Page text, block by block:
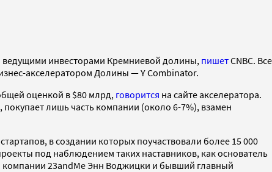
инвесторами Кремниевой долины, пишетCNBC. Все
акселератором Долины — Y Combinator.
оценкой в $80 млрд, говорится на сайте акселератора.
лишь часть компании (около 6-7%), взамен
в создании которых поучаствовали более 15 000
под наблюдением таких наставников, как основатель
компании 23andMe Энн Воджицки и бывший главный